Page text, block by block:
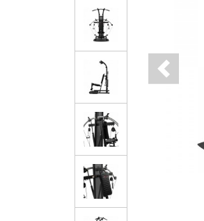
Previous